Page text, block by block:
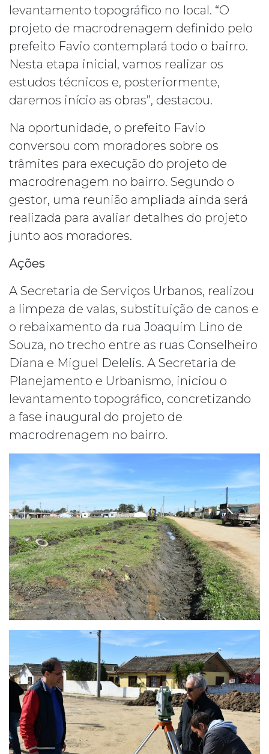
levantamento topográfico no Iocal. “O
projeto de macrodrenagem definido pelo
prefeito Favio contemplará todo o bairro.
Nesta etapa inicial, vamos realizar os
estudos técnicos e, posteriormente,
daremos início as obras”, destacou.
Na oportunidade, o prefeito Favio
conversou com moradores sobre os
trâmites para execução do projeto de
macrodrenagem no bairro. Segundo o
gestor, uma reunião ampliada ainda será
realizada para avaliar detalhes do projeto
junto aos moradores.
Ações
A Secretaria de Serviços Urbanos, realizou
a limpeza de valas, substituição de canos e
o rebaixamento da rua Joaquim Lino de
Souza, no trecho entre as ruas Conselheiro
Diana e Miguel Delelis. A Secretaria de
Planejamento e Urbanismo, iniciou o
levantamento topográfico, concretizando
a fase inaugural do projeto de
macrodrenagem no bairro.